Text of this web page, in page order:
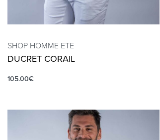
SHOP HOMME ETE
DUCRET CORAIL
105.00€